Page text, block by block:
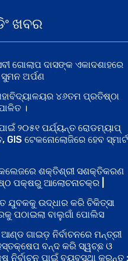
ଖବର
ଗୋଲାପ ଦାସଙ୍କ ଏକାଦଶାହରେ
ଅର୍ପଣ
୪୬ତମ ପ୍ରତିଷ୍ଠା
।
୨୦୫୧ ପର୍ଯ୍ୟନ୍ତ ରୋଡମ୍ୟାପ୍
GIS ଟେକନୋଲୋଜିରେ ହେବ ସ୍ମାର୍ଟ
କଲେଜରେ ଶକ୍ତିଶ୍ରୀ ସଶକ୍ତିକରଣ
ପକ୍ଷରୁ ଆଲୋଚନାଚକ୍ର |
ଯୁବକକୁ ଉଦ୍ଧାର କରି ଚିକିତ୍ସା
ପଠାଇଲା ବାଲୁଗାଁ ପୋଲିସ
ଗାଇଡ଼ ନିର୍ବାଚନରେ ମନ୍ତ୍ରୀ
ବନ୍ଦ କରି ସ୍ୱଚ୍ଛ ଓ
ନିର୍ବାଚନ ପାଇଁ ବ୍ୟବସ୍ଥା କରନ୍ତୁ :